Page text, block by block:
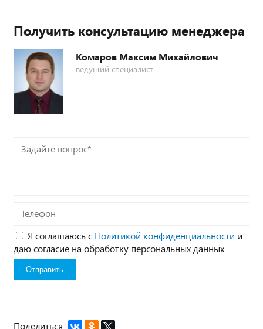
Получить консультацию менеджера
Комаров Максим Михайлович
ведущий специалист
Задайте
вопрос*
Телефон
Я соглашаюсь с Политикой конфиденциальности и
даю согласие на обработку персональных данных
Поделиться: